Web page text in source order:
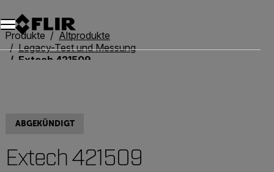
Unread messages
Modell
Entfernen
Elemente
Element
In den Warenkorb
Im Warenkorb
Produkte
Altprodukte
Legacy-Test und Messung
Extech 421509
ABGEKÜNDIGT
Extech 421509